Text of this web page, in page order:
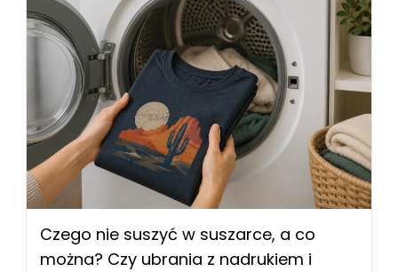
Czego nie suszyć w suszarce, a co
można? Czy ubrania z nadrukiem i